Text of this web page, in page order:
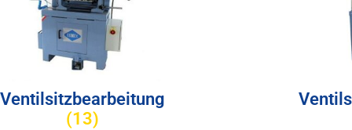
Ventilsitzbearbeitung
(13)